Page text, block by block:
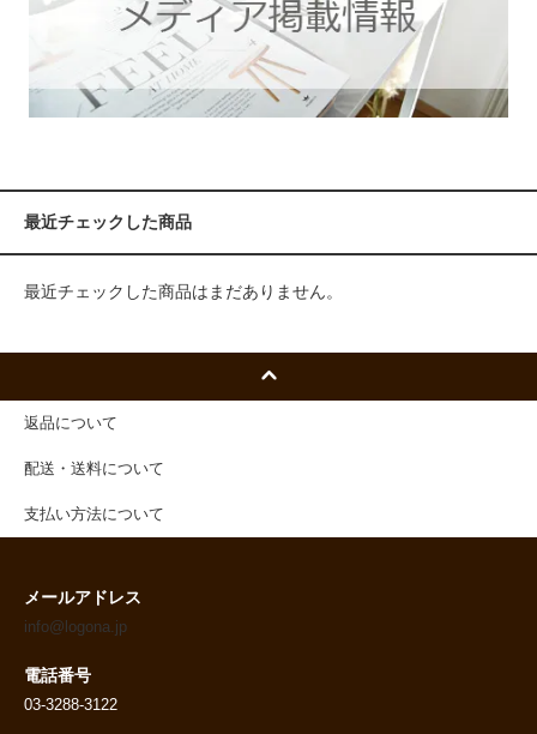
最近チェックした商品
最近チェックした商品はまだありません。
返品について
配送・送料について
支払い方法について
メールアドレス
info@logona.jp
電話番号
03-3288-3122